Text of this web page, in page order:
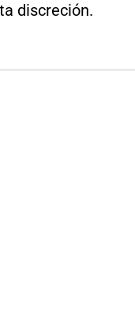
discreción.